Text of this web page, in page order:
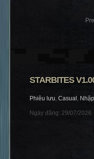
STARBITES
Phiêu lưu, Casual ,
Ngày đăng: 29/07/2026